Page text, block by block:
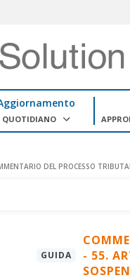
QUOTIDIANO
DEL PROCESSO
GUIDA
- 55.